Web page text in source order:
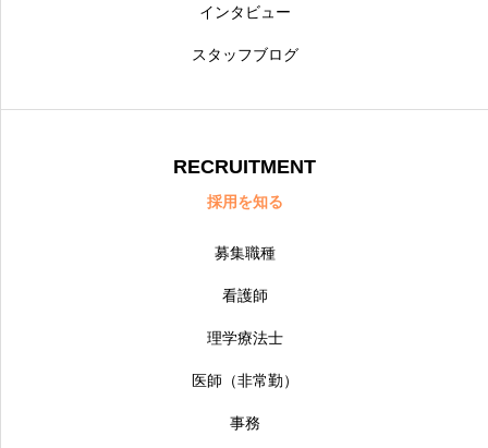
インタビュー
スタッフブログ
RECRUITMENT
採用を知る
募集職種
看護師
理学療法士
医師（非常勤）
事務